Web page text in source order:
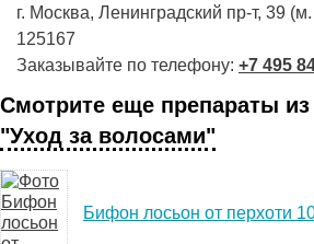
г. Москва, Ленинградский пр-т, 39
125167
Заказывайте по телефону: +7 495
Смотрите еще препараты из
"Уход за волосами"
Бифон лосьон от перхоти